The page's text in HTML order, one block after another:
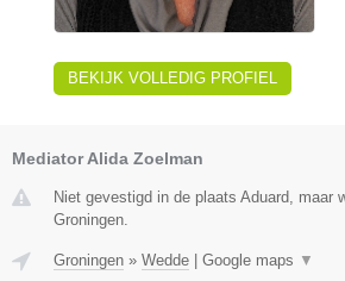
BEKIJK VOLLEDIG PROFIEL
Mediator Alida Zoelman
Niet gevestigd in de plaats Aduard, maar
Groningen.
Groningen » Wedde Google maps ▼